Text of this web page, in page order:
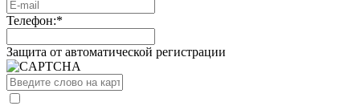
Телефон:*
Защита от автоматической регистрации